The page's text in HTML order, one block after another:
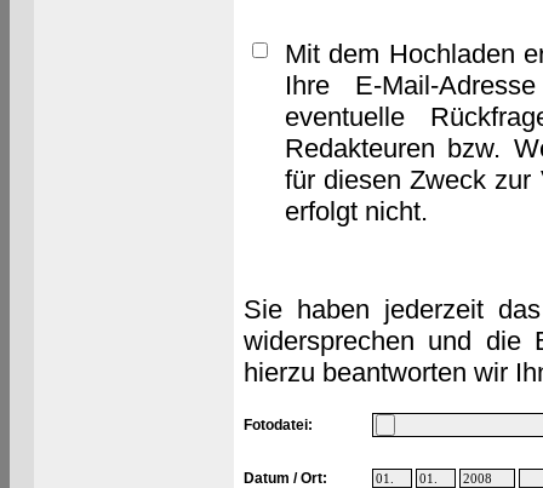
Mit dem Hochladen
Ihre E-Mail-
eventuelle
Redakteuren bzw.
für diesen Zweck zur
erfolgt nicht.
Sie haben jederzeit
widersprechen und die
hierzu beantworten wir
Fotodatei:
Datum / Ort: